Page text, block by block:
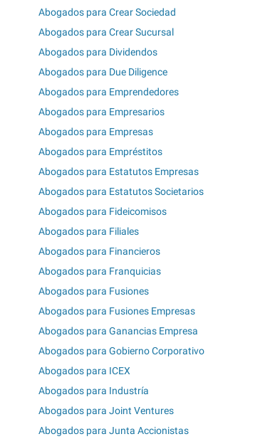
Abogados para Crear Sociedad
Abogados para Crear Sucursal
Abogados para Dividendos
Abogados para Due Diligence
Abogados para Emprendedores
Abogados para Empresarios
Abogados para Empresas
Abogados para Empréstitos
Abogados para Estatutos Empresas
Abogados para Estatutos Societarios
Abogados para Fideicomisos
Abogados para Filiales
Abogados para Financieros
Abogados para Franquicias
Abogados para Fusiones
Abogados para Fusiones Empresas
Abogados para Ganancias Empresa
Abogados para Gobierno Corporativo
Abogados para ICEX
Abogados para Industría
Abogados para Joint Ventures
Abogados para Junta Accionistas